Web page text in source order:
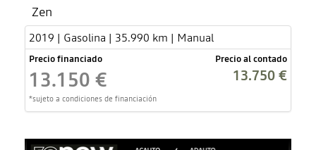
Zen
2019 | Gasolina | 35.990 km | Manual
Precio financiado
13.150 €
*sujeto a condiciones de financiación
Precio al contado
13.750 €